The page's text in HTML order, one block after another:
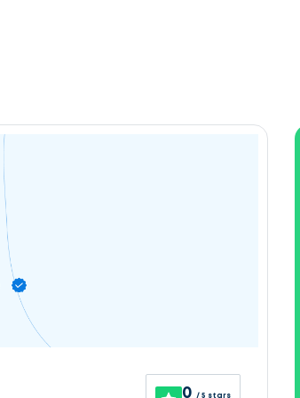
0 / 5 stars